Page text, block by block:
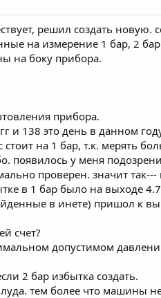
решил создать
на измерение 1 бар, 2
на боку прибора.
прибора.
и 138 это день в данном
на 1 бар, т.к. мерять
появилось у меня
проверен. значит
в 1 бар было на выходе
в инете) пришол к
счет?
допустимом
2 бар избытка создать.
тем более что машины